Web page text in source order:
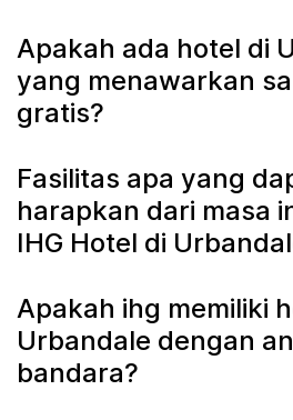
Apakah ada hotel di
yang menawarkan
gratis?
Fasilitas apa yang
harapkan dari masa
IHG Hotel di
Apakah ihg memiliki
Urbandale dengan
bandara?